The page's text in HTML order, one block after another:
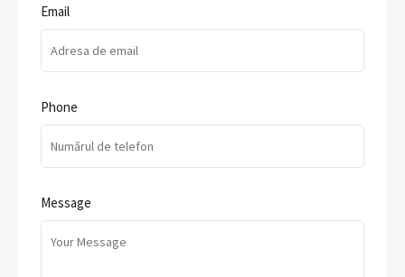
Email
Phone
Message